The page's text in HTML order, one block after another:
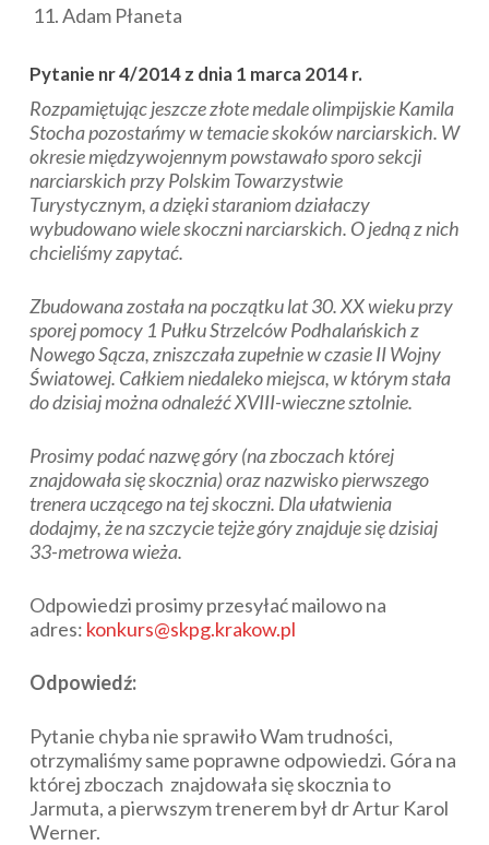
Adam Płaneta
Pytanie nr 4/2014 z dnia 1 marca 2014 r.
Rozpamiętując jeszcze złote medale olimpijskie Kamila
Stocha pozostańmy w temacie skoków narciarskich. W
okresie międzywojennym powstawało sporo sekcji
narciarskich przy Polskim Towarzystwie
Turystycznym, a dzięki staraniom działaczy
wybudowano wiele skoczni narciarskich. O jedną z nich
chcieliśmy zapytać.
Zbudowana została na początku lat 30. XX wieku przy
sporej pomocy 1 Pułku Strzelców Podhalańskich z
Nowego Sącza, zniszczała zupełnie w czasie II Wojny
Światowej. Całkiem niedaleko miejsca, w którym stała
do dzisiaj można odnaleźć XVIII-wieczne sztolnie.
Prosimy podać nazwę góry (na zboczach której
znajdowała się skocznia) oraz nazwisko pierwszego
trenera uczącego na tej skoczni. Dla ułatwienia
dodajmy, że na szczycie tejże góry znajduje się dzisiaj
33-metrowa wieża.
Odpowiedzi prosimy przesyłać mailowo na
adres: konkurs@skpg.krakow.pl
Odpowiedź:
Pytanie chyba nie sprawiło Wam trudności,
otrzymaliśmy same poprawne odpowiedzi. Góra na
której zboczach znajdowała się skocznia to
Jarmuta, a pierwszym trenerem był dr Artur Karol
Werner.